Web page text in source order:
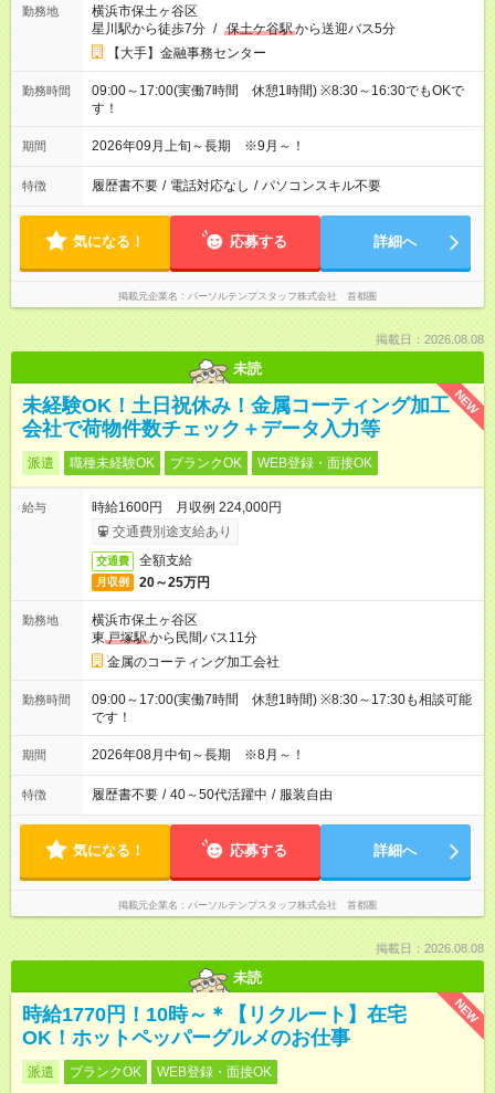
勤務地
横浜市保土ヶ谷区
星川駅から徒歩7分 / 保土ケ谷駅から送迎バス5分
【大手】金融事務センター
勤務時間
09:00～17:00(実働7時間 休憩1時間) ※8:30～16:30でもOKで
す！
期間 2026年09月上旬～長期 ※9月～！
特徴 履歴書不要 / 電話対応なし / パソコンスキル不要
気になる！ 応募する 詳細へ
掲載元企業名 パーソルテンプスタッフ株式会社 首都圏
掲載日：2026.08.08
未読
NEW
未経験OK！土日祝休み！金属コーティング加工
会社で荷物件数チェック＋データ入力等
派遣 職種未経験OK ブランクOK WEB登録・面接OK
給与
時給1600円 月収例 224,000円
交通費別途支給あり
交通費 全額支給
月収例 20～25万円
勤務地
横浜市保土ヶ谷区
東 戸塚駅から民間バス11分
金属のコーティング加工会社
勤務時間
09:00～17:00(実働7時間 休憩1時間) ※8:30～17:30も相談可能
です！
期間 2026年08月中旬～長期 ※8月～！
特徴 履歴書不要 / 40～50代活躍中 / 服装自由
気になる！ 応募する 詳細へ
掲載元企業名 パーソルテンプスタッフ株式会社 首都圏
掲載日：2026.08.08
未読
NEW
時給1770円！10時～＊【リクルート】在宅
OK！ホットペッパーグルメのお仕事
派遣 ブランクOK WEB登録・面接OK